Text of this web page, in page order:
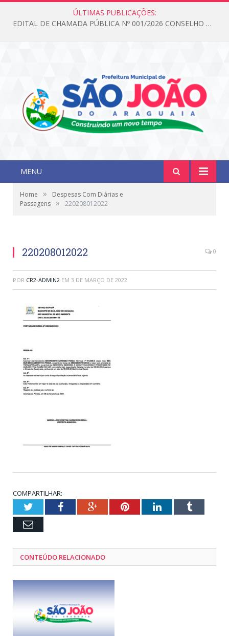
ÚLTIMAS PUBLICAÇÕES:
EDITAL DE CHAMADA PÚBLICA Nº 001/2026 CONSELHO DOS DIREITOS DA CRIANÇA E DO ADOLESCENTE
MENU
Home »
Despesas Com Diárias e
Passagens » 220208012022
220208012022 0
POR CR2-ADMIN2 EM 3 DE MARÇO DE 2022
COMPARTILHAR:
TwitterFacebookGoogle+PinterestLinkedInTumblr
Email
CONTEÚDO RELACIONADO